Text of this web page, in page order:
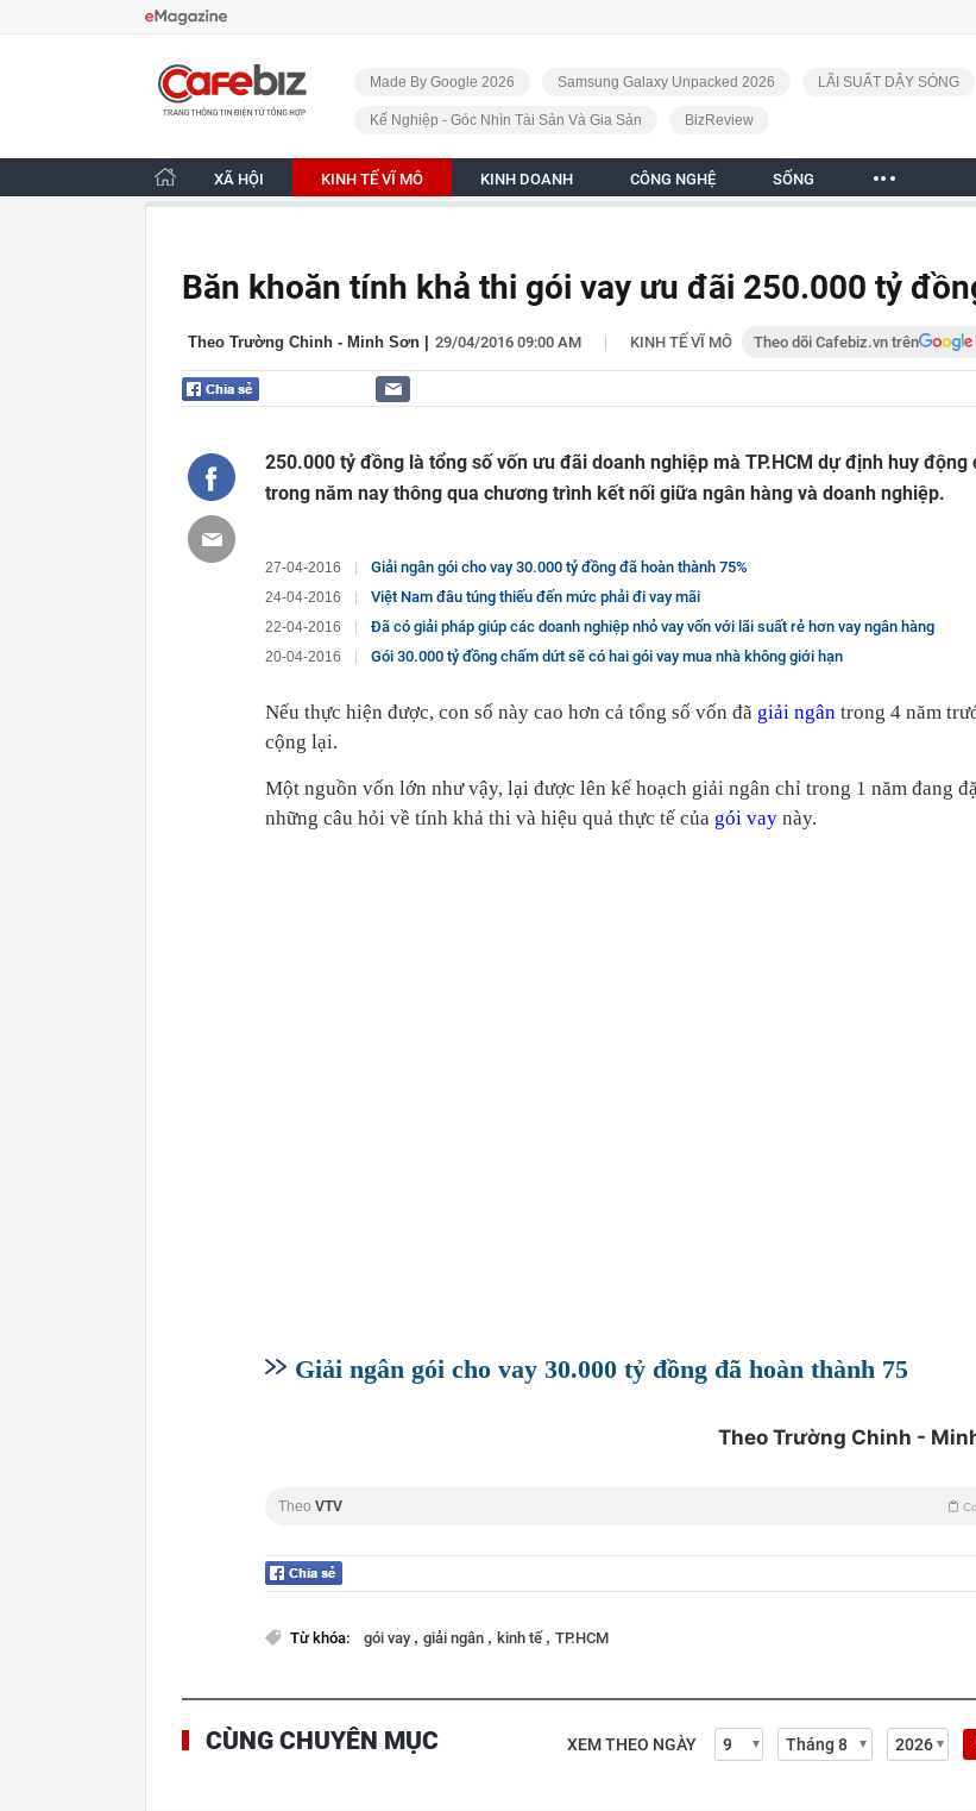
CafeBiz - Trang chủ
Made By Google 2026 Samsung Galaxy Unpacked 2026 LÃI SUẤT DẬY SÓNG
Kế Nghiệp - Góc Nhìn Tài Sản Và Gia Sản BizReview
XÃ HỘI KINH TẾ VĨ MÔ KINH DOANH CÔNG NGHỆ SỐNG
Băn khoăn tính khả thi gói vay ưu đãi 250.000 tỷ
Theo Trường Chinh - Minh Sơn 29/04/2016 09:00 AM | KINH TẾ VĨ MÔ Theo dõi Cafebiz.vn trên
250.000 tỷ đồng là tổng số vốn ưu đãi doanh nghiệp mà TP.HCM dự định huy động
trong năm nay thông qua chương trình kết nối giữa ngân hàng và doanh nghiệp.
27-04-2016 Giải ngân gói cho vay 30.000 tỷ đồng đã hoàn thành 75%
24-04-2016 Việt Nam đâu túng thiếu đến mức phải đi vay mãi
22-04-2016 Đã có giải pháp giúp các doanh nghiệp nhỏ vay vốn với lãi suất rẻ hơn vay ngân hàng
20-04-2016 Gói 30.000 tỷ đồng chấm dứt sẽ có hai gói vay mua nhà không giới hạn
Nếu thực hiện được, con số này cao hơn cả tổng số vốn đã giải ngân trong 4 năm
cộng lại.
Một nguồn vốn lớn như vậy, lại được lên kế hoạch giải ngân chỉ trong 1 năm đang
những câu hỏi về tính khả thi và hiệu quả thực tế của gói vay này.
Giải ngân gói cho vay 30.000 tỷ đồng đã hoàn thành 75
Theo Trường Chinh -
Theo VTV
Từ khóa: gói vay , giải ngân , kinh tế , TP.HCM
CÙNG CHUYÊN MỤC XEM THEO NGÀY